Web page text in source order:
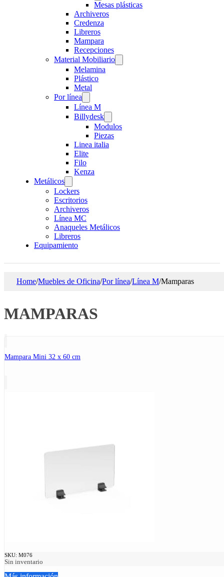
Mesas plásticas
Archiveros
Credenza
Libreros
Mampara
Recepciones
Material Mobiliario
Melamina
Plástico
Metal
Por línea
Línea M
Billydesk
Modulos
Piezas
Linea italia
Elite
Filo
Kenza
Metálicos
Lockers
Escritorios
Archiveros
Línea MC
Anaqueles Metálicos
Libreros
Equipamiento
Home/Muebles de Oficina/Por línea/Línea M/Mamparas
MAMPARAS
Mampara Mini 32 x 60 cm
SKU: M076
Sin inventario